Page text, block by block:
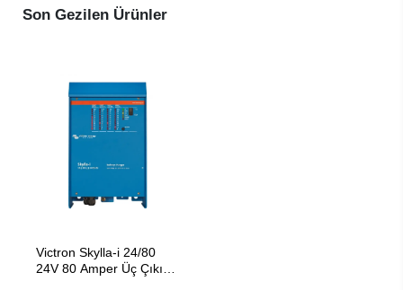
Son Gezilen Ürünler
Victron Skylla-i 24/80
24V 80 Amper Üç Çıkışlı